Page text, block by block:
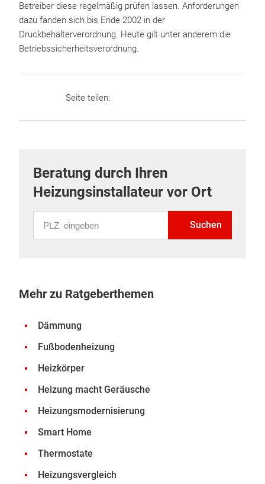
Betreiber diese regelmäßig prüfen lassen. Anforderungen
dazu fanden sich bis Ende 2002 in der
Druckbehälterverordnung. Heute gilt unter anderem die
Betriebssicherheitsverordnung.
Seite teilen:
Beratung durch Ihren
Heizungsinstallateur vor Ort
Suchen
Mehr zu Ratgeberthemen
Dämmung
Fußbodenheizung
Heizkörper
Heizung macht Geräusche
Heizungsmodernisierung
Smart Home
Thermostate
Heizungsvergleich